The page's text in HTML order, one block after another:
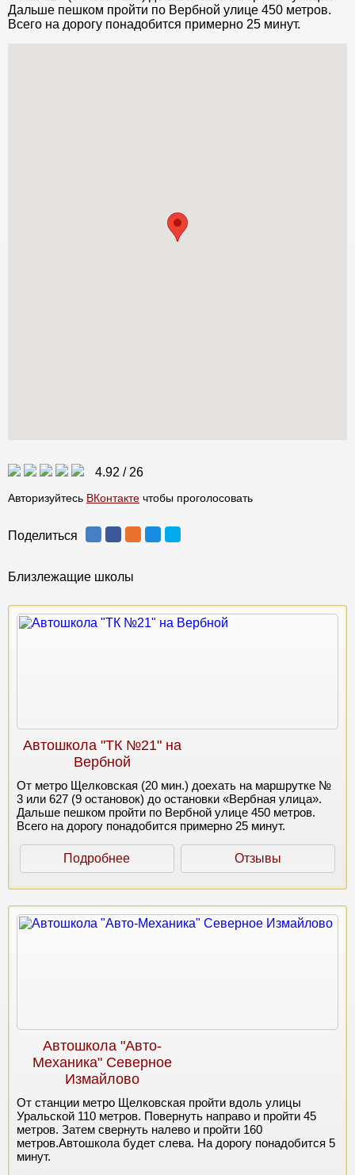
Дальше пешком пройти по Вербной улице 450 метров.
Всего на дорогу понадобится примерно 25 минут.
4.92 / 26
Авторизуйтесь ВКонтакте чтобы проголосовать
Поделиться
Близлежащие школы
Автошкола "ТК №21" на
Вербной
От метро Щелковская (20 мин.) доехать на маршрутке №
3 или 627 (9 остановок) до остановки «Вербная улица».
Дальше пешком пройти по Вербной улице 450 метров.
Всего на дорогу понадобится примерно 25 минут.
Подробнее Отзывы
Автошкола "Авто-
Механика" Северное
Измайлово
От станции метро Щелковская пройти вдоль улицы
Уральской 110 метров. Повернуть направо и пройти 45
метров. Затем свернуть налево и пройти 160
метров.Автошкола будет слева. На дорогу понадобится 5
минут.